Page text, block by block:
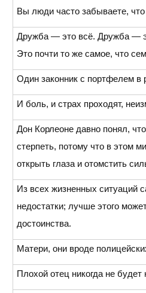
Вы люди часто забываете,
Дружба — это всё. Дружба —
Это почти то же самое, что
Один законник с портфелем в
И боль, и страх проходят,
Дон Корлеоне давно понял,
стерпеть, потому что в этом
открыть глаза и отомстить
Из всех жизненных ситуаций
недостатки; лучше этого
достоинства.
Матери, они вроде
Плохой отец никогда не